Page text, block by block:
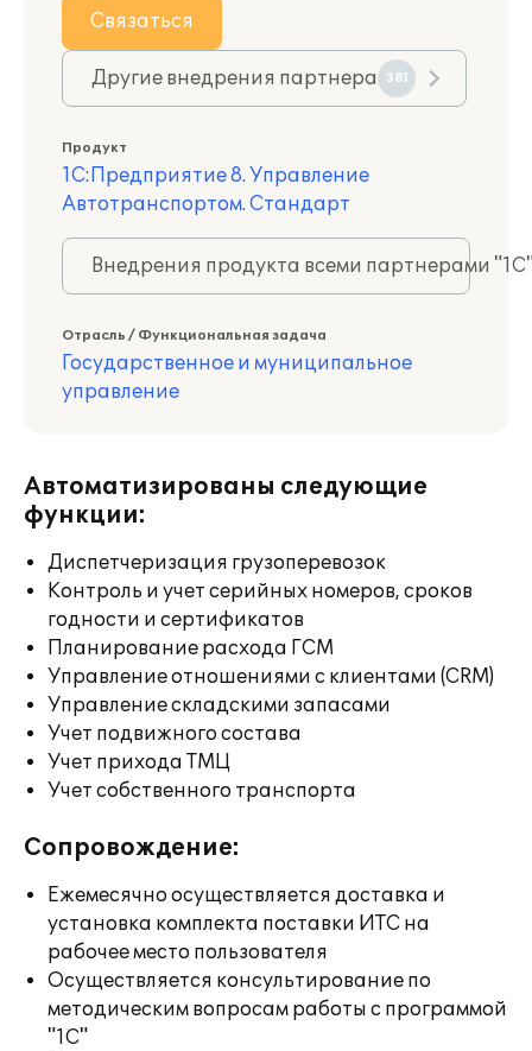
Связаться
Другие внедрения партнера 381
Продукт
1С:Предприятие 8. Управление
Автотранспортом. Стандарт
Внедрения продукта всеми партнерами
Отрасль / Функциональная задача
Государственное и муниципальное
управление
Автоматизированы следующие
функции:
Диспетчеризация грузоперевозок
Контроль и учет серийных номеров, сроков
годности и сертификатов
Планирование расхода ГСМ
Управление отношениями с клиентами (CRM)
Управление складскими запасами
Учет подвижного состава
Учет прихода ТМЦ
Учет собственного транспорта
Сопровождение:
Ежемесячно осуществляется доставка и
установка комплекта поставки ИТС на
рабочее место пользователя
Осуществляется консультирование по
методическим вопросам работы с программой
"1С"